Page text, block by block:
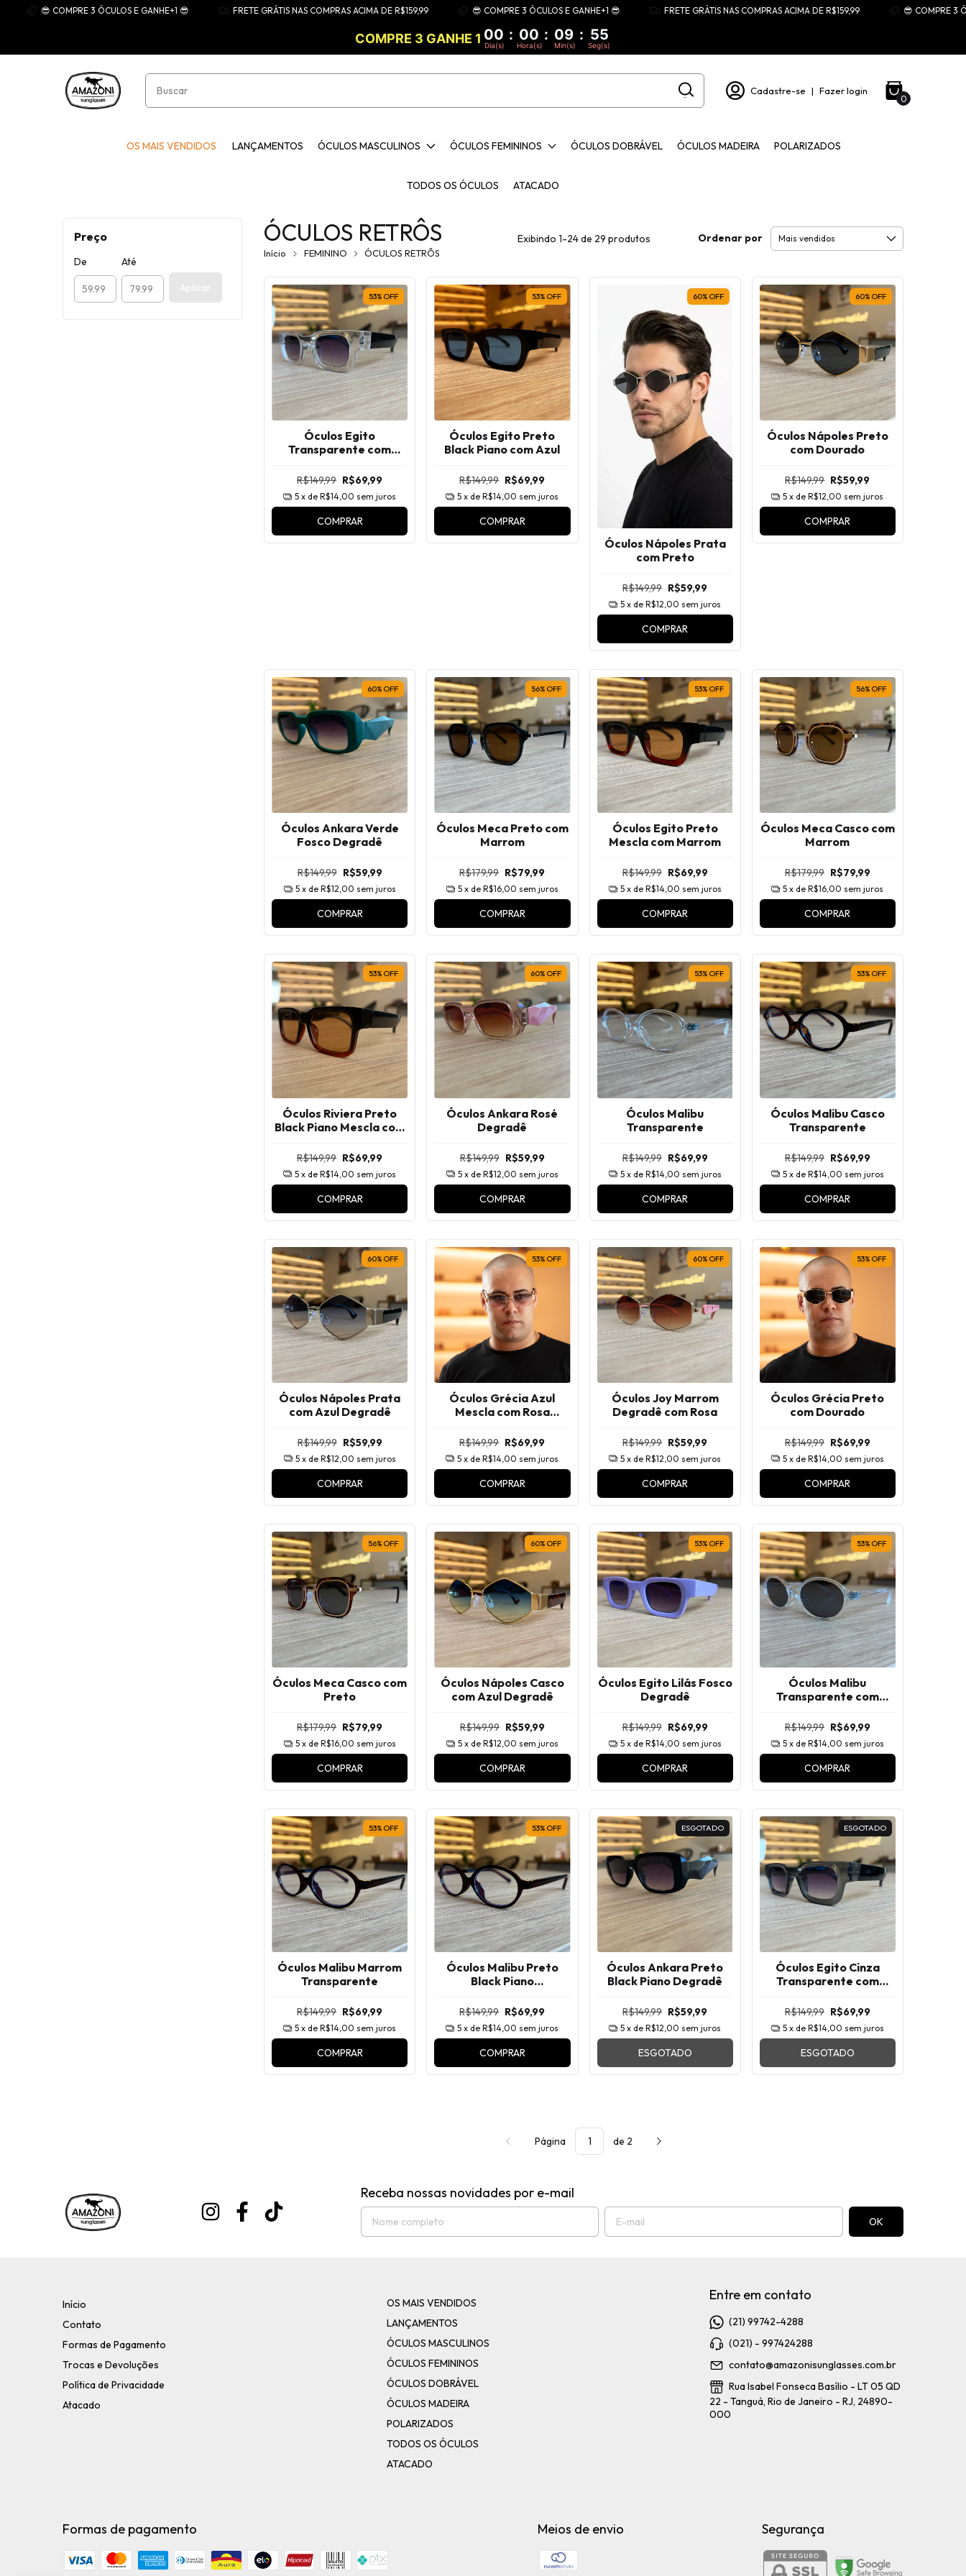
😎 COMPRE 3 ÓCULOS E GANHE+1 😎 FRETE GRÁTIS NAS COMPRAS ACIMA DE R$159,99 😎 COMPRE 3 ÓCULOS E GANHE+1 😎 FRETE GRÁTIS NAS COMPRAS ACIMA DE R$159,99 😎 COMPRE 3 ÓCULOS
COMPRE 3 GANHE 1 00 : 00 : 09 : 54
Dia(s) Hora(s) Min(s) Seg(s)
Cadastre-se | Fazer login
0
OS MAIS VENDIDOS LANÇAMENTOS ÓCULOS MASCULINOS ÓCULOS FEMININOS ÓCULOS DOBRÁVEL ÓCULOS MADEIRA POLARIZADOS
TODOS OS ÓCULOS ATACADO
Preço
De
Até
Aplicar
ÓCULOS RETRÔS
Início FEMININO ÓCULOS RETRÔS
Exibindo 1-24 de 29 produtos Ordenar por
53% OFF
Óculos Egito
Transparente com
R$149,99 R$69,99
5 x deR$14,00 sem juros
COMPRAR
53% OFF
Óculos Egito Preto
Black Piano com Azul
R$149,99 R$69,99
5 x deR$14,00 sem juros
COMPRAR
60% OFF
Óculos Nápoles Prata
com Preto
R$149,99 R$59,99
5 x deR$12,00 sem juros
COMPRAR
60% OFF
Óculos Nápoles Preto
com Dourado
R$149,99 R$59,99
5 x deR$12,00 sem juros
COMPRAR
60% OFF
Óculos Ankara Verde
Fosco Degradê
R$149,99 R$59,99
5 x de R$12,00 sem juros
COMPRAR
56% OFF
Óculos Meca Preto com
Marrom
R$179,99 R$79,99
5 x de R$16,00 sem juros
COMPRAR
53% OFF
Óculos Egito Preto
Mescla com Marrom
R$149,99 R$69,99
5 x de R$14,00 sem juros
COMPRAR
56% OFF
Óculos Meca Casco com
Marrom
R$179,99 R$79,99
5 x deR$16,00 sem juros
COMPRAR
53% OFF
Óculos Riviera Preto
Black Piano Mescla com
R$149,99 R$69,99
5 x deR$14,00 sem juros
COMPRAR
60% OFF
Óculos Ankara Rosé
Degradê
R$149,99 R$59,99
5 x de R$12,00 sem juros
COMPRAR
53% OFF
Óculos Malibu
Transparente
R$149,99 R$69,99
5 x de R$14,00 sem juros
COMPRAR
53% OFF
Óculos Malibu Casco
Transparente
R$149,99 R$69,99
5 x de R$14,00 sem juros
COMPRAR
60% OFF
Óculos Nápoles Prata
com Azul Degradê
R$149,99 R$59,99
5 x de R$12,00 sem juros
COMPRAR
53% OFF
Óculos Grécia Azul
Mescla com Rosa
R$149,99 R$69,99
5 x deR$14,00 sem juros
COMPRAR
60% OFF
Óculos Joy Marrom
Degradê com Rosa
R$149,99 R$59,99
5 x deR$12,00 sem juros
COMPRAR
53% OFF
Óculos Grécia Preto
com Dourado
R$149,99 R$69,99
5 x de R$14,00 sem juros
COMPRAR
56% OFF
Óculos Meca Casco com
Preto
R$179,99 R$79,99
5 x de R$16,00 sem juros
COMPRAR
60% OFF
Óculos Nápoles Casco
com Azul Degradê
R$149,99 R$59,99
5 x de R$12,00 sem juros
COMPRAR
53% OFF
Óculos Egito Lilás Fosco
Degradê
R$149,99 R$69,99
5 x de R$14,00 sem juros
COMPRAR
53% OFF
Óculos Malibu
Transparente com
R$149,99 R$69,99
5 x de R$14,00 sem juros
COMPRAR
53% OFF
Óculos Malibu Marrom
Transparente
R$149,99 R$69,99
5 x deR$14,00 sem juros
COMPRAR
53% OFF
Óculos Malibu Preto
Black Piano
R$149,99 R$69,99
5 x deR$14,00 sem juros
COMPRAR
ESGOTADO
Óculos Ankara Preto
Black Piano Degradê
R$149,99 R$59,99
5 x deR$12,00 sem juros
ESGOTADO
ESGOTADO
Óculos Egito Cinza
Transparente com
R$149,99 R$69,99
5 x de R$14,00 sem juros
ESGOTADO
Página de 2
Receba nossas novidades por e-mail
Início
Contato
Formas de Pagamento
Trocas e Devoluções
Política de Privacidade
Atacado
OS MAIS VENDIDOS
LANÇAMENTOS
ÓCULOS MASCULINOS
ÓCULOS FEMININOS
ÓCULOS DOBRÁVEL
ÓCULOS MADEIRA
POLARIZADOS
TODOS OS ÓCULOS
ATACADO
Entre em contato
(21) 99742-4288
(021) - 997424288
contato@amazonisunglasses.com.br
Rua Isabel Fonseca Basílio - LT 05 QD
22 - Tanguá, Rio de Janeiro - RJ, 24890-
000
Formas de pagamento Meios de envio Segurança